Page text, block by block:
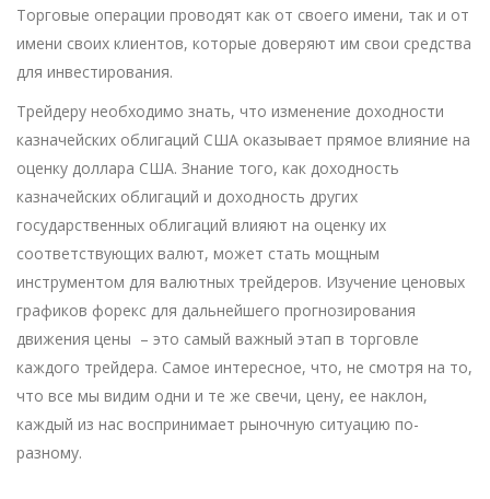
Торговые операции проводят как от своего имени, так и от
имени своих клиентов, которые доверяют им свои средства
для инвестирования.
Трейдеру необходимо знать, что изменение доходности
казначейских облигаций США оказывает прямое влияние на
оценку доллара США. Знание того, как доходность
казначейских облигаций и доходность других
государственных облигаций влияют на оценку их
соответствующих валют, может стать мощным
инструментом для валютных трейдеров. Изучение ценовых
графиков форекс для дальнейшего прогнозирования
движения цены – это самый важный этап в торговле
каждого трейдера. Самое интересное, что, не смотря на то,
что все мы видим одни и те же свечи, цену, ее наклон,
каждый из нас воспринимает рыночную ситуацию по-
разному.